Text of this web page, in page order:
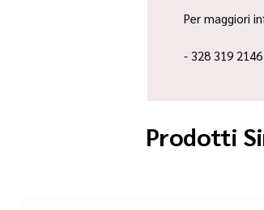
Per maggiori
- 328 319 2146
Prodotti